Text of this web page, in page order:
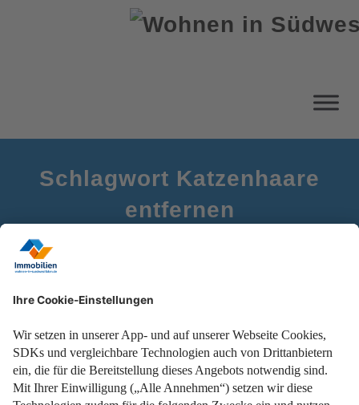
Schlagwort Katzenhaare
entfernen
So sagen Sie Tierhaaren im Alltag den Kampf an.
Weiterlesen